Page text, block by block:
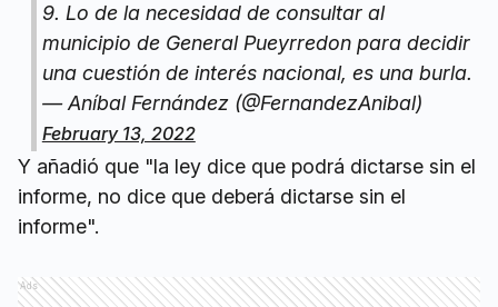
9. Lo de la necesidad de consultar al
municipio de General Pueyrredon para decidir
una cuestión de interés nacional, es una burla.
— Aníbal Fernández (@FernandezAnibal)
February 13, 2022
Y añadió que "la ley dice que podrá dictarse sin el
informe, no dice que deberá dictarse sin el
informe".
Ads